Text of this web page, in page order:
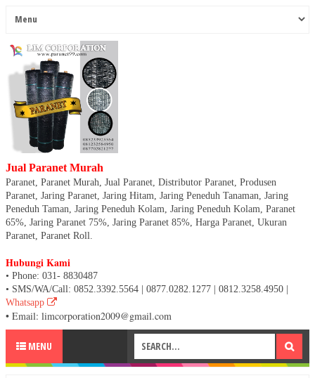
Jual Paranet Murah
Paranet, Paranet Murah, Jual Paranet, Distributor Paranet, Produsen
Paranet, Jaring Paranet, Jaring Hitam, Jaring Peneduh Tanaman, Jaring
Peneduh Taman, Jaring Peneduh Kolam, Jaring Peneduh Kolam, Paranet
65%, Jaring Paranet 75%, Jaring Paranet 85%, Harga Paranet, Ukuran
Paranet, Paranet Roll.
Hubungi Kami
• Phone: 031- 8830487
• SMS/WA/Call: 0852.3392.5564 | 0877.0282.1277 | 0812.3258.4950 |
Whatsapp
• Email: limcorporation2009@gmail.com
MENU